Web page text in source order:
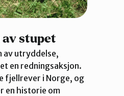
av stupet
av utryddelse,
en redningsaksjon.
fjellrever i Norge, og
en historie om